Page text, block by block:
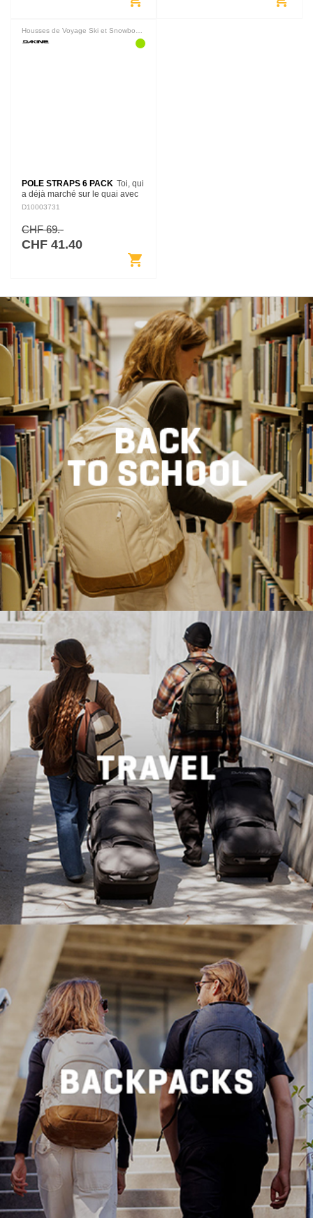
Housses de Voyage Ski et Snowboard
POLE STRAPS 6 PACK Toi, qui
a déjà marché sur le quai avec
des cannes à pêche en vrac et
d'équipements sur le dos ? Tu
connais la…
D10003731
CHF 69.-
CHF 41.40
shopping_cart